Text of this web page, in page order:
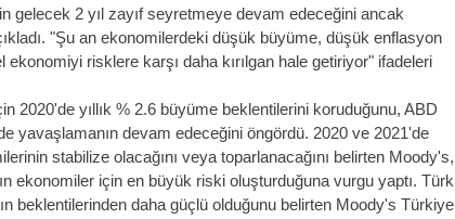
gelecek 2 yıl zayıf seyretmeye devam edeceğini ancak
"Şu an ekonomilerdeki düşük büyüme, düşük enflasyon
ekonomiyi risklere karşı daha kırılgan hale getiriyor" ifadeleri
2020'de yıllık % 2.6 büyüme beklentilerini koruduğunu, ABD
yavaşlamanın devam edeceğini öngördü. 2020 ve 2021'de
stabilize olacağını veya toparlanacağını belirten Moody's,
ekonomiler için en büyük riski oluşturduğuna vurgu yaptı. Türk
beklentilerinden daha güçlü olduğunu belirten Moody's Türkiye